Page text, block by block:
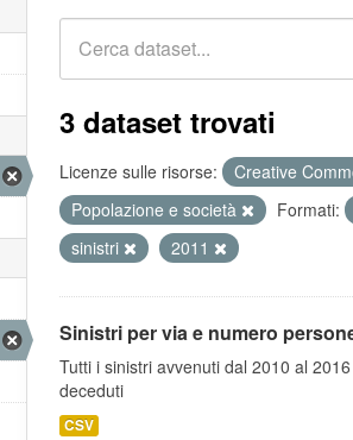
3 dataset trovati
Licenze sulle risorse: Creative
Popolazione e società
Formati:
sinistri
2011
Sinistri per via e numero
Tutti i sinistri avvenuti dal 2010 al
deceduti
CSV